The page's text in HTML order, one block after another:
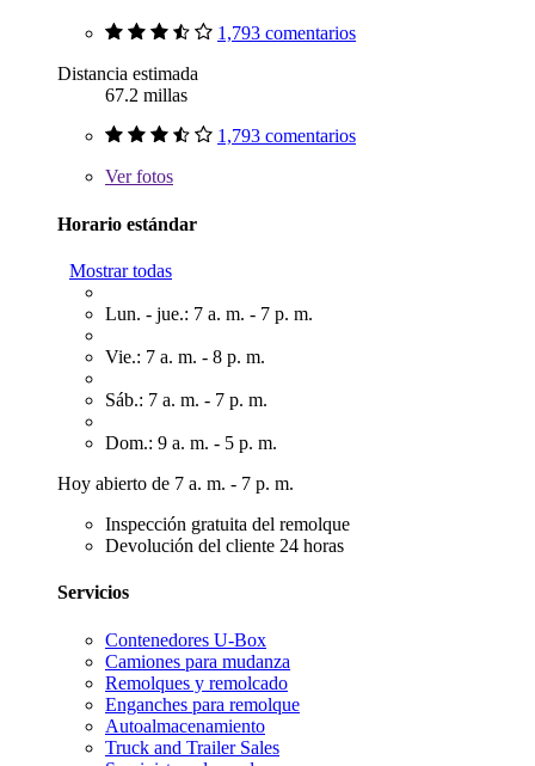
1,793 comentarios
Distancia estimada
67.2 millas
1,793 comentarios
Verfotos
Horario estándar
Mostrar todas
Lun. - jue.: 7 a. m. - 7 p. m.
Vie.: 7 a. m. - 8 p. m.
Sáb.: 7 a. m. - 7 p. m.
Dom.: 9 a. m. - 5 p. m.
Hoy abierto de 7 a. m. - 7 p. m.
Inspección gratuita del remolque
Devolución del cliente 24 horas
Servicios
Contenedores U-Box
Camiones para mudanza
Remolques y remolcado
Enganches para remolque
Autoalmacenamiento
Truck and Trailer Sales